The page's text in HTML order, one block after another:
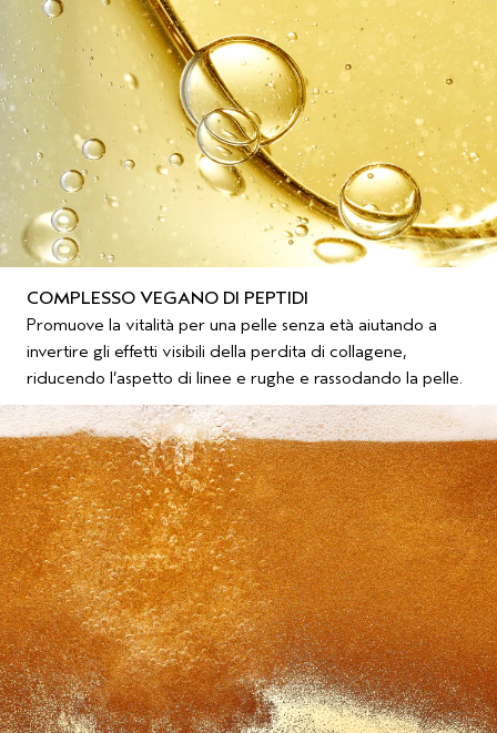
COMPLESSO VEGANO DI PEPTIDI
Promuove la vitalità per una pelle senza età aiutando a
invertire gli effetti visibili della perdita di collagene,
riducendo l’aspetto di linee e rughe e rassodando la pelle.